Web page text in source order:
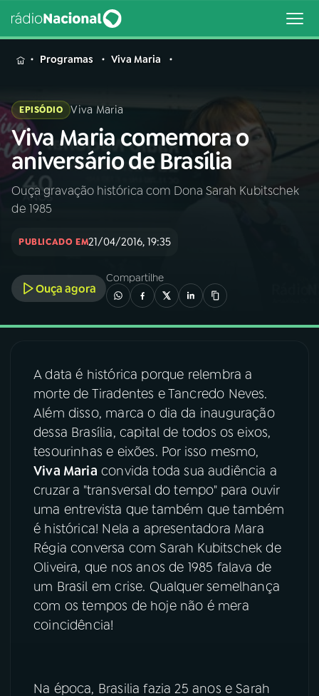
MENU
Buscar
na
Rádio
Nacional
Buscar
04PROGRAMAS
05PODCASTS
06VIDEOCASTS
07 ÚLTIMAS
08 FESTIVAL DE MÚSICA
Programas Viva Maria
EPISÓDIO Viva Maria
Viva Maria comemora o
aniversário de Brasília
Ouça gravação histórica com Dona Sarah Kubitschek
de 1985
PUBLICADO EM21/04/2016, 19:35
Ouça agora
Compartilhe
A data é histórica porque relembra a
morte de Tiradentes e Tancredo Neves.
Além disso, marca o dia da inauguração
dessa Brasília, capital de todos os eixos,
tesourinhas e eixões. Por isso mesmo,
Viva Maria convida toda sua audiência a
cruzar a "transversal do tempo" para ouvir
uma entrevista que também que também
é histórica! Nela a apresentadora Mara
Régia conversa com Sarah Kubitschek de
Oliveira, que nos anos de 1985 falava de
um Brasil em crise. Qualquer semelhança
com os tempos de hoje não é mera
coincidência!
Na época, Brasilia fazia 25 anos e Sarah